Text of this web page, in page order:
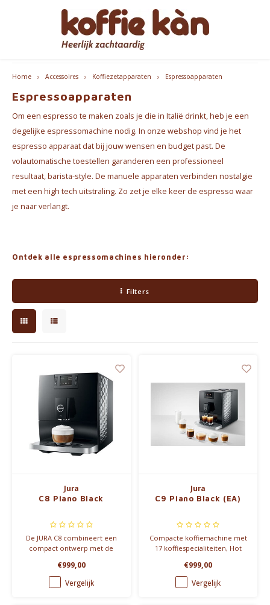
Hoofdmenu / koffie
Koffie - Bonen & Gemalen
Koffiepads en -cups
Koffie accessoires
Koffie Abonnementen
Hoofdmenu / thee
Thee
Chai
Thee Accessoires
Hoofdmenu / bekers
Take Away Bekers
Koffie- en theekopjes
Hoofdmenu / accessoires
Jura Onderhoudsproducten
Home Barista Tools
Koffiefilterhouders
Chocolade, granola en Drankpoeders
Ontbijt en Lunch
Happy stuff
Hoofdmenu / cadeautips
Voor HAAR
voor HEM
Geschenkpakketten
Leuk om cadeau te geven
Hoofdmenu
English
Français
Klanten geven ons een score van 9,2/10
Home Accessoires Koffiezetapparaten Espressoapparaten
Espressoapparaten
Om een espresso te maken zoals je die in Italië drinkt, heb je een
degelijke espressomachine nodig. In onze webshop vind je het
espresso apparaat dat bij jouw wensen en budget past. De
volautomatische toestellen garanderen een professioneel
resultaat, barista-style. De manuele apparaten verbinden nostalgie
met een high tech uitstraling. Zo zet je elke keer de espresso waar
je naar verlangt.
Ontdek alle espressomachines hieronder:
Filters
Jura
C8 Piano Black
De JURA C8 combineert een
compact ontwerp met de
Economy-klasse, voor een
subliem koffiegenot met
geavanceerde
€999,00
Vergelijk
Jura
C9 Piano Black (EA)
Compacte koffiemachine met
17 koffiespecialiteiten, Hot
white, cortado, espresso
macchiato en cafeïnevrij.
€999,00
Vergelijk